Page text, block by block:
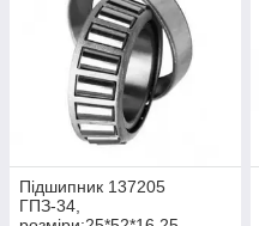
Підшипник 137205
ГПЗ-34,